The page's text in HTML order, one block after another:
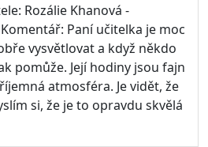
Rozálie Khanová -
Paní učitelka je moc
vysvětlovat a když někdo
pomůže. Její hodiny jsou fajn
atmosféra. Je vidět, že
si, že je to opravdu skvělá